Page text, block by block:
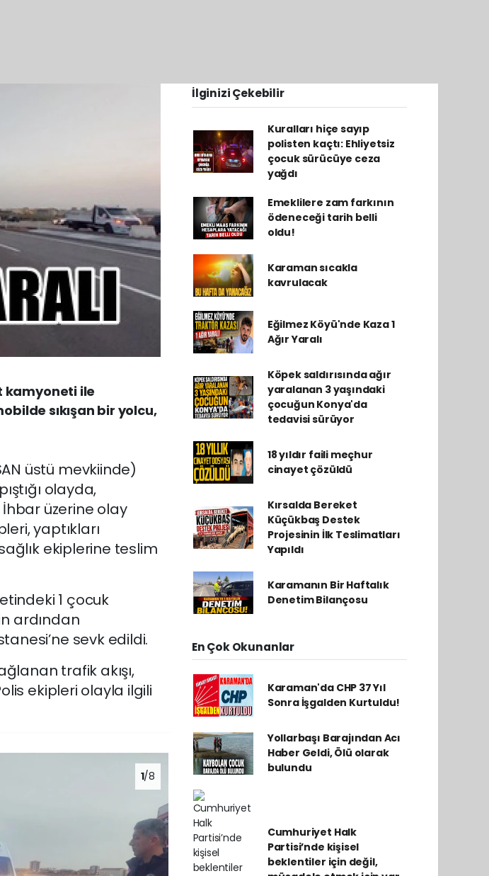
kamyoneti ile
sıkışan bir yolcu,
üstü mevkiinde)
olayda,
İhbar üzerine olay
yaptıkları
ekiplerine teslim
1 çocuk
ardından
sevk edildi.
trafik akışı,
ekipleri olayla ilgili
1/8
İlginizi Çekebilir
Kuralları hiçe sayıp
polisten kaçtı: Ehliyetsiz
çocuk sürücüye ceza
yağdı
Emeklilere zam farkının
ödeneceği tarih belli
oldu!
Karaman sıcakla
kavrulacak
Eğilmez Köyü'nde Kaza 1
Ağır Yaralı
Köpek saldırısında ağır
yaralanan 3 yaşındaki
çocuğun Konya'da
tedavisi sürüyor
18 yıldır faili meçhur
cinayet çözüldü
Kırsalda Bereket
Küçükbaş Destek
Projesinin İlk Teslimatları
Yapıldı
Karamanın Bir Haftalık
Denetim Bilançosu
En Çok Okunanlar
Karaman'da CHP 37 Yıl
Sonra İşgalden Kurtuldu!
Yollarbaşı Barajından Acı
Haber Geldi, Ölü olarak
bulundu
Cumhuriyet Halk
Partisi’nde kişisel
beklentiler için değil,